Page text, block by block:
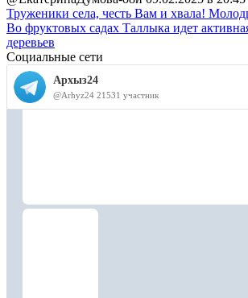
Труженики села, честь Вам и хвала!
Во фруктовых садах Таллыка идет
деревьев
Социальные сети